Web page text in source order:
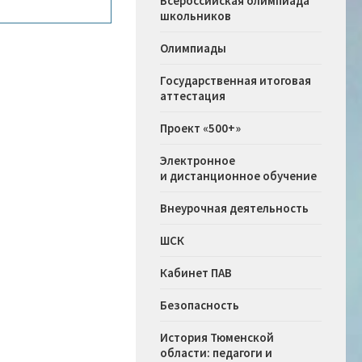
школьников
Олимпиады
Государственная итоговая
аттестация
Проект «500+»
Электронное
и дистанционное обучение
Внеурочная деятельность
ШСК
Кабинет ПАВ
Безопасность
История Тюменской
области: педагоги и